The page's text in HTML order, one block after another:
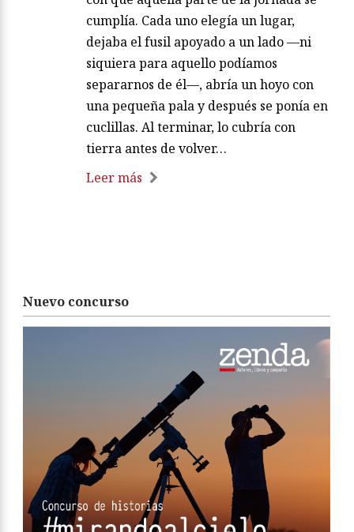
cumplía. Cada uno elegía un lugar,
dejaba el fusil apoyado a un lado —ni
siquiera para aquello podíamos
separarnos de él—, abría un hoyo con
una pequeña pala y después se ponía en
cuclillas. Al terminar, lo cubría con
tierra antes de volver…
Leer más
Nuevo concurso